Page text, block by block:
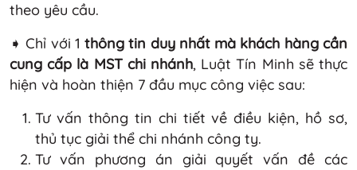
theo yêu cầu.
➧ Chỉ với 1thông tin duy nhất mà khách hàng cần
cung cấp là MST chi nhánh, Luật Tín Minh sẽ thực
hiện và hoàn thiện 7 đầu mục công việc sau:
Tư vấn thông tin chi tiết về điều kiện, hồ sơ,
thủ tục giải thể chi nhánh công ty.
Tư vấn phương án giải quyết vấn đề các